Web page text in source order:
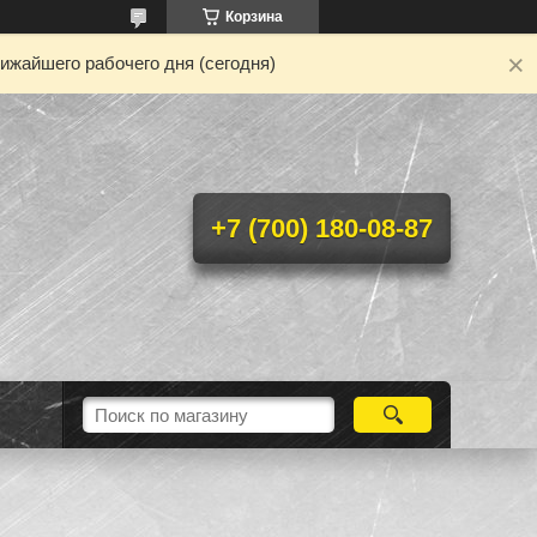
Корзина
рабочего дня (сегодня)
+7 (700) 180-08-87